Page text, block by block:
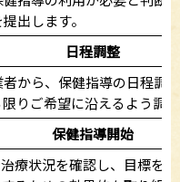
出します。
日程調整
から、保健指導の日程調
りご希望に沿えるよう調
保健指導開始
療状況を確認し、目標を